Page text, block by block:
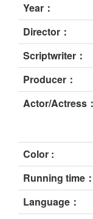
Year：
Director：
Scriptwriter：
Producer：
Actor/Actress：
Color :
Running time：
Language：